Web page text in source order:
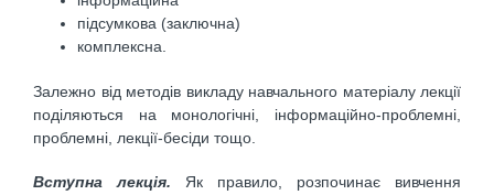
підсумкова (заключна)
комплексна.
Залежно від методів викладу навчального матеріалу лекції
поділяються на монологічні, інформаційно-проблемні,
проблемні, лекції-бесіди тощо.
Вступна лекція. Як правило, розпочинає вивчення